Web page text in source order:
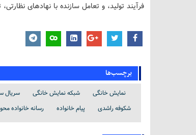
فرآیند تولید، و تعامل سازنده با نهادهای
برچسب‌ها
نمایش خانگی شبکه نمایش خانگی سریال
شکوفه راشدی
پیام خانواده رسانه خانواده